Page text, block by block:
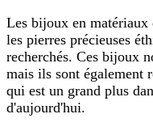
Les bijoux en matériaux
les pierres précieuses
recherchés. Ces bijoux
mais ils sont également
qui est un grand plus
d'aujourd'hui.